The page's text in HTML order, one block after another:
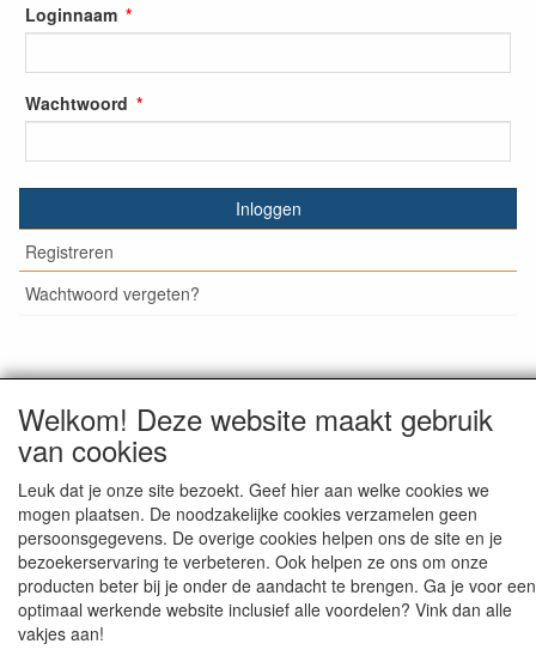
Loginnaam
Wachtwoord
Inloggen
Registreren
Wachtwoord vergeten?
© Medisan Trading | Alblasserdam. Alle genoemde prijzen
zijn inclusief BTW en exclusiefverzendkosten, tenzij anders
staat aangegeven.
Welkom! Deze website maakt gebruik
van cookies
Leuk dat je onze site bezoekt. Geef hier aan welke cookies we
mogen plaatsen. De noodzakelijke cookies verzamelen geen
persoonsgegevens. De overige cookies helpen ons de site en je
bezoekerservaring te verbeteren. Ook helpen ze ons om onze
producten beter bij je onder de aandacht te brengen. Ga je voor een
optimaal werkende website inclusief alle voordelen? Vink dan alle
vakjes aan!